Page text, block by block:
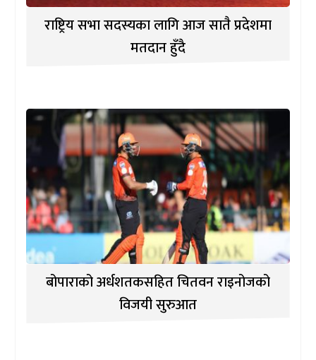
राष्ट्रिय सभा सदस्यका लागि आज सातै प्रदेशमा
मतदान हुँदै
बोपाराको अर्धशतकसहित चितवन राइनोजको
विजयी सुरुआत